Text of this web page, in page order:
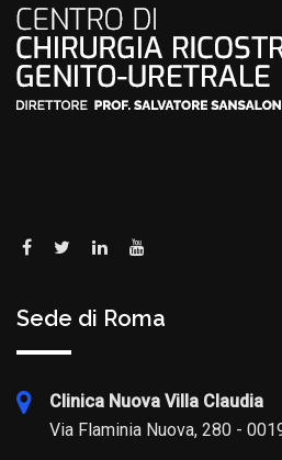
Sede di Roma
Clinica Nuova Villa Claudia
Via Flaminia Nuova, 280 -